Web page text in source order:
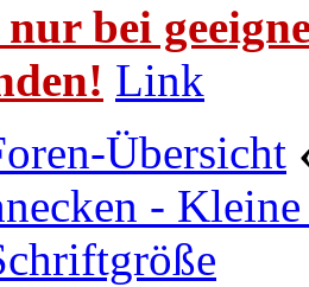
nur bei
Link
Übersicht
-